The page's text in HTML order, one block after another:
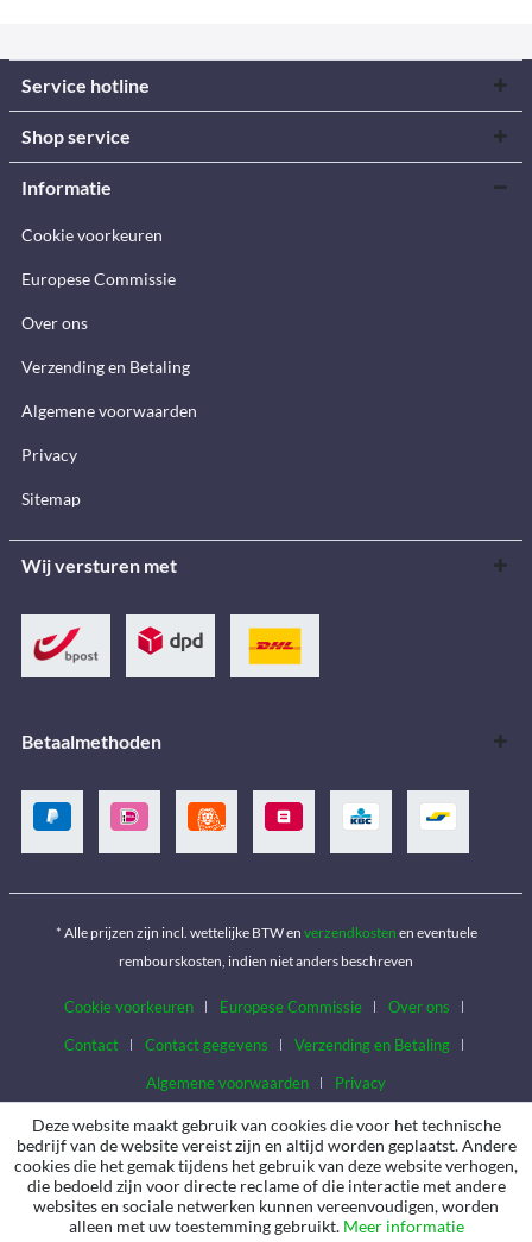
Service hotline
Shop service
Informatie
Cookie voorkeuren
Europese Commissie
Over ons
Verzending en Betaling
Algemene voorwaarden
Privacy
Sitemap
Wij versturen met
Betaalmethoden
* Alle prijzen zijn incl. wettelijke BTW en verzendkosten en eventuele
rembourskosten, indien niet anders beschreven
Cookie voorkeuren Europese Commissie
Over ons
Contact
Contact gegevens
Verzending en Betaling
Algemene voorwaarden
Privacy
Deze website maakt gebruik van cookies die voor het technische
bedrijf van de website vereist zijn en altijd worden geplaatst. Andere
cookies die het gemak tijdens het gebruik van deze website verhogen,
die bedoeld zijn voor directe reclame of die interactie met andere
websites en sociale netwerken kunnen vereenvoudigen, worden
alleen met uw toestemming gebruikt. Meer informatie